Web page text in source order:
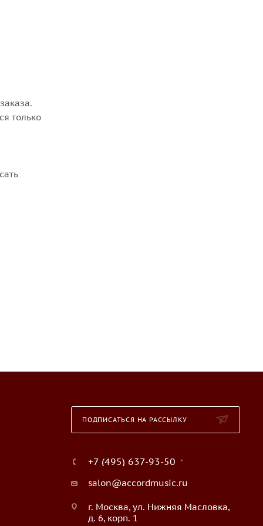
только
ПОДПИСАТЬСЯ НА РАССЫЛКУ
+7 (495) 637-93-50
salon@accordmusic.ru
г. Москва, ул. Нижняя Масловка,
д. 6, корп. 1